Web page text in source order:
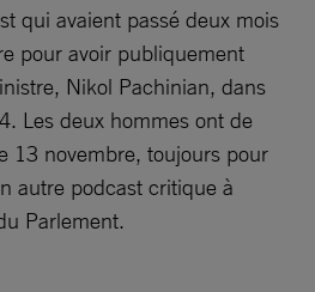
qui avaient passé deux mois
pour avoir publiquement
Nikol Pachinian, dans
Les deux hommes ont de
13 novembre, toujours pour
autre podcast critique à
Parlement.